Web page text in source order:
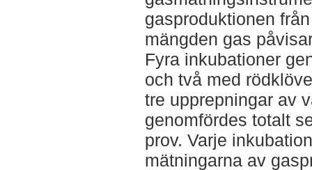
gasproduktionen
mängden gas
Fyra inkubationer
och två med
tre upprepningar av
genomfördes totalt
prov. Varje
mätningarna av